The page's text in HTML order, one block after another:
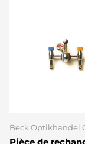
Beck Optikhandel